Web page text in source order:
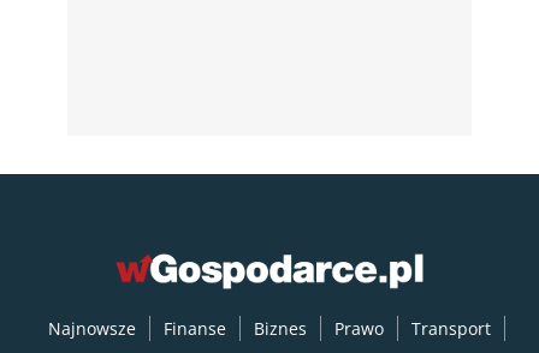
Najnowsze Finanse Biznes Prawo Transport